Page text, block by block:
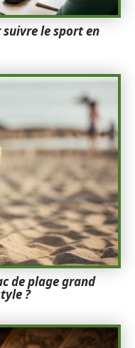
le sport en
de plage grand
?